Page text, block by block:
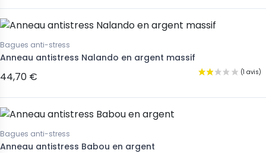
Bagues anti-stress
Anneau antistress Nalando en argent massif
44,70 €
Bagues anti-stress
Anneau antistress Babou en argent